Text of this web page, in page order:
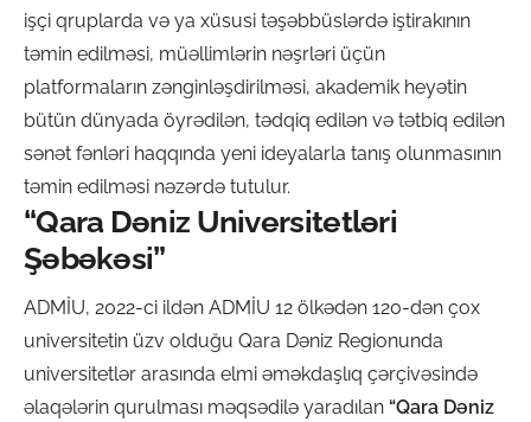
işçi qruplarda və ya xüsusi təşəbbüslərdə iştirakının
təmin edilməsi, müəllimlərin nəşrləri üçün
platformaların zənginləşdirilməsi, akademik heyətin
bütün dünyada öyrədilən, tədqiq edilən və tətbiq edilən
sənət fənləri haqqında yeni ideyalarla tanış olunmasının
təmin edilməsi nəzərdə tutulur.
“Qara Dəniz Universitetləri
Şəbəkəsi”
ADMİU, 2022-ci ildən ADMİU 12 ölkədən 120-dən çox
universitetin üzv olduğu Qara Dəniz Regionunda
universitetlər arasında elmi əməkdaşlıq çərçivəsində
əlaqələrin qurulması məqsədilə yaradılan “Qara Dəniz